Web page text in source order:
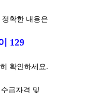
확한 내용은
129
확인하세요.
급자격 및